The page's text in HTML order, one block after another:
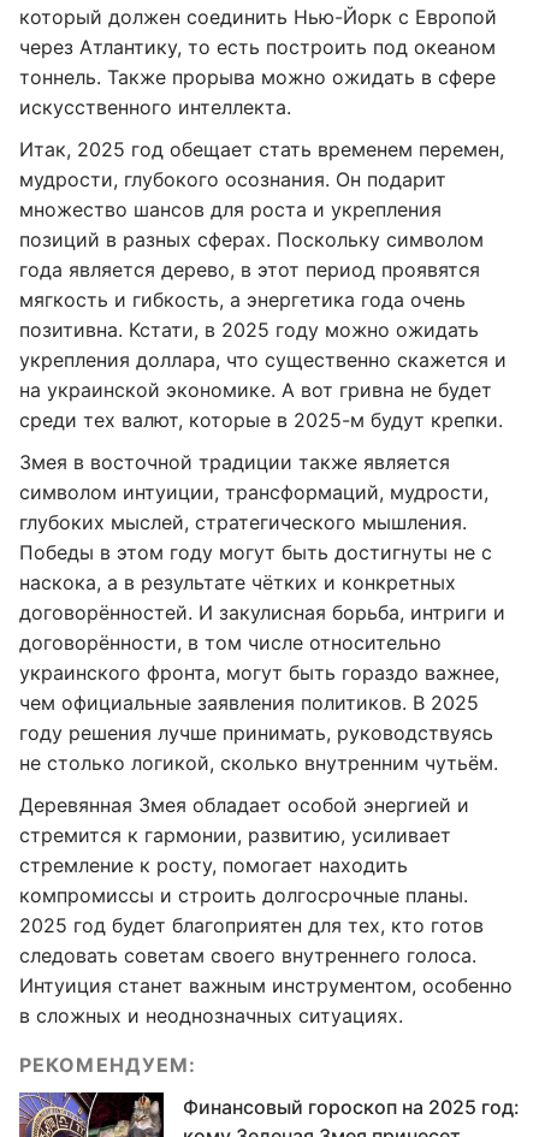
который должен соединить Нью-Йорк с Европой
через Атлантику, то есть построить под океаном
тоннель. Также прорыва можно ожидать в сфере
искусственного интеллекта.
Итак, 2025 год обещает стать временем перемен,
мудрости, глубокого осознания. Он подарит
множество шансов для роста и укрепления
позиций в разных сферах. Поскольку символом
года является дерево, в этот период проявятся
мягкость и гибкость, а энергетика года очень
позитивна. Кстати, в 2025 году можно ожидать
укрепления доллара, что существенно скажется и
на украинской экономике. А вот гривна не будет
среди тех валют, которые в 2025-м будут крепки.
Змея в восточной традиции также является
символом интуиции, трансформаций, мудрости,
глубоких мыслей, стратегического мышления.
Победы в этом году могут быть достигнуты не с
наскока, а в результате чётких и конкретных
договорённостей. И закулисная борьба, интриги и
договорённости, в том числе относительно
украинского фронта, могут быть гораздо важнее,
чем официальные заявления политиков. В 2025
году решения лучше принимать, руководствуясь
не столько логикой, сколько внутренним чутьём.
Деревянная Змея обладает особой энергией и
стремится к гармонии, развитию, усиливает
стремление к росту, помогает находить
компромиссы и строить долгосрочные планы.
2025 год будет благоприятен для тех, кто готов
следовать советам своего внутреннего голоса.
Интуиция станет важным инструментом, особенно
в сложных и неоднозначных ситуациях.
РЕКОМЕНДУЕМ:
Финансовый гороскоп на 2025 год: